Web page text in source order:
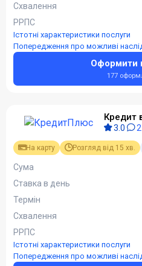
Схвалення
РРПС
Істотні характеристики послуги
Попередження про можливі
Оформити
177
Кредит
3.0 2
На карту Розгляд від 15 хв.
Сума
Ставка в день
Термін
Схвалення
РРПС
Істотні характеристики послуги
Попередження про можливі